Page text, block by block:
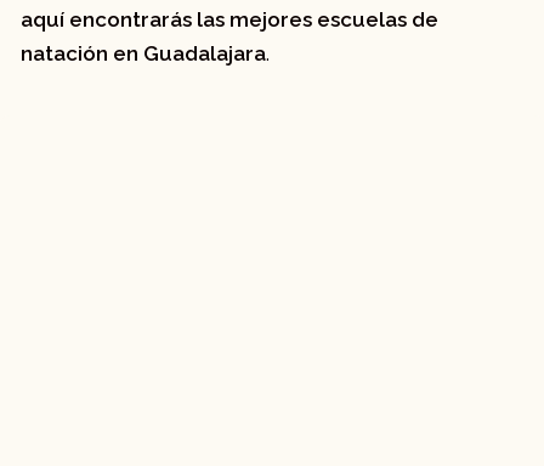
aquí encontrarás las mejores escuelas de
natación en Guadalajara.